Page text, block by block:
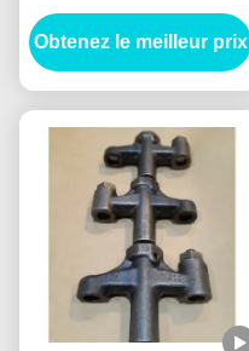
Alternateur frein avant
tambour Freno Delantero
Obtenez le meilleur prix